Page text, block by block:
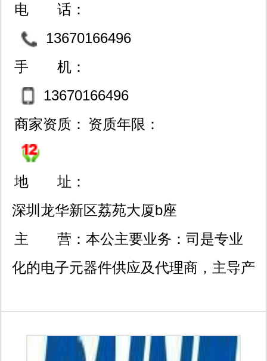
电 话：
13670166496
手 机：
13670166496
商家资质： 资质年限：
地 址：
深圳龙华新区荔苑大厦b座
1005室
主 营： 本公主要业务：司是专业
化的电子元器件供应及代理商，主导产
军工等领域，深受广大客户的信赖。